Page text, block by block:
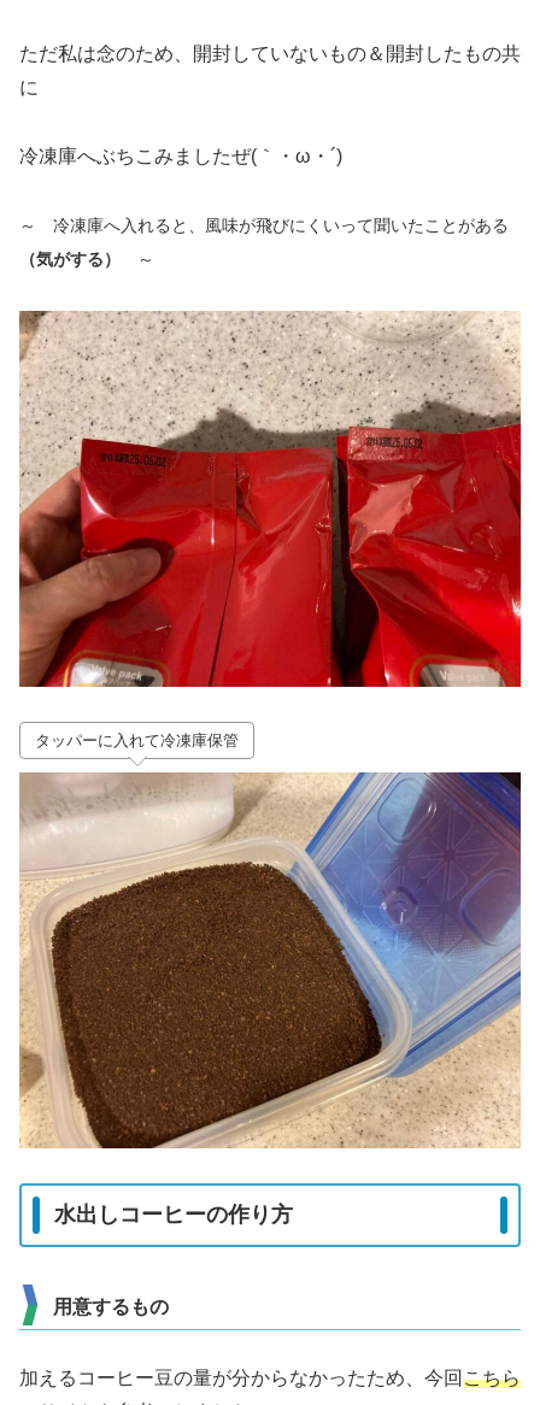
ただ私は念のため、開封していないもの＆開封したもの共
に
冷凍庫へぶちこみましたぜ(｀・ω・´)
～ 冷凍庫へ入れると、風味が飛びにくいって聞いたことがある
（気がする）
～
タッパーに入れて冷凍庫保管
水出しコーヒーの作り方
用意するもの
加えるコーヒー豆の量が分からなかったため、今回こちら